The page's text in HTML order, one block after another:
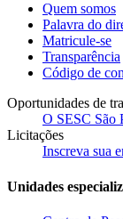
Quem somos
Palavra do
Matricule-se
Transparência
Código de
Oportunidades de
O SESC São
Licitações
Inscreva sua
Unidades